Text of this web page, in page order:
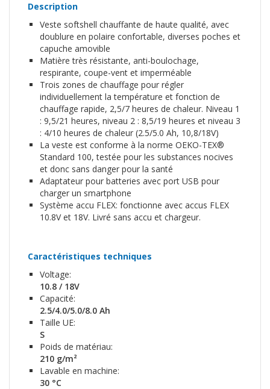
Description
Veste softshell chauffante de haute qualité, avec
doublure en polaire confortable, diverses poches et
capuche amovible
Matière très résistante, anti-boulochage,
respirante, coupe-vent et imperméable
Trois zones de chauffage pour régler
individuellement la température et fonction de
chauffage rapide, 2,5/7 heures de chaleur. Niveau 1
: 9,5/21 heures, niveau 2 : 8,5/19 heures et niveau 3
: 4/10 heures de chaleur (2.5/5.0 Ah, 10,8/18V)
La veste est conforme à la norme OEKO-TEX®
Standard 100, testée pour les substances nocives
et donc sans danger pour la santé
Adaptateur pour batteries avec port USB pour
charger un smartphone
Système accu FLEX: fonctionne avec accus FLEX
10.8V et 18V. Livré sans accu et chargeur.
Caractéristiques techniques
Voltage:
10.8 / 18V
Capacité:
2.5/4.0/5.0/8.0 Ah
Taille UE:
S
Poids de matériau:
210 g/m²
Lavable en machine:
30 °C